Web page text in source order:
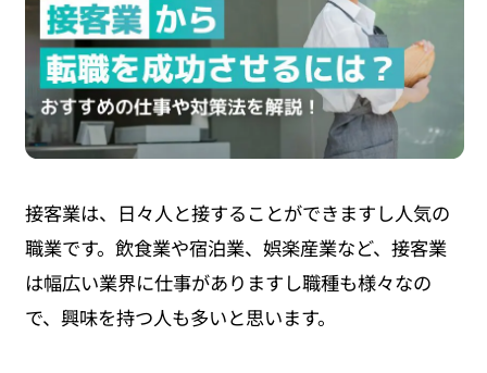
接客業は、日々人と接することができますし人気の
職業です。飲食業や宿泊業、娯楽産業など、接客業
は幅広い業界に仕事がありますし職種も様々なの
で、興味を持つ人も多いと思います。